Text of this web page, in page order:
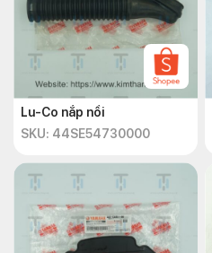
Lu-Co nắp nồi
SKU: 44SE54730000